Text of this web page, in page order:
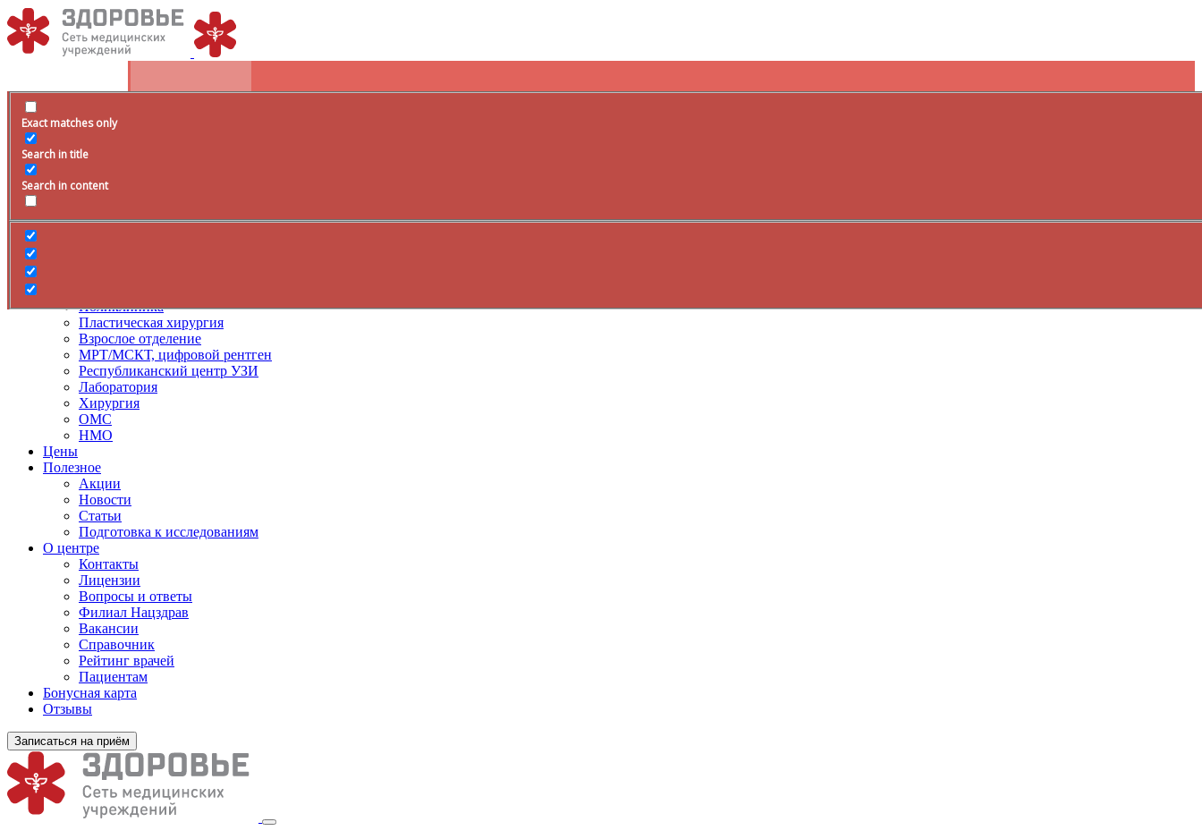
Exact matches only
Search in title
Search in content
Расписание
+79285399105 Время работы
Поликлиника
Пластическая хирургия
Взрослое отделение
МРТ/МСКТ, цифровой рентген
Республиканский центр УЗИ
Лаборатория
Хирургия
ОМС
НМО
Цены
Полезное
Акции
Новости
Статьи
Подготовка к исследованиям
О центре
Контакты
Лицензии
Вопросы и ответы
Филиал Нацздрав
Вакансии
Справочник
Рейтинг врачей
Пациентам
Бонусная карта
Отзывы
Записаться на приём